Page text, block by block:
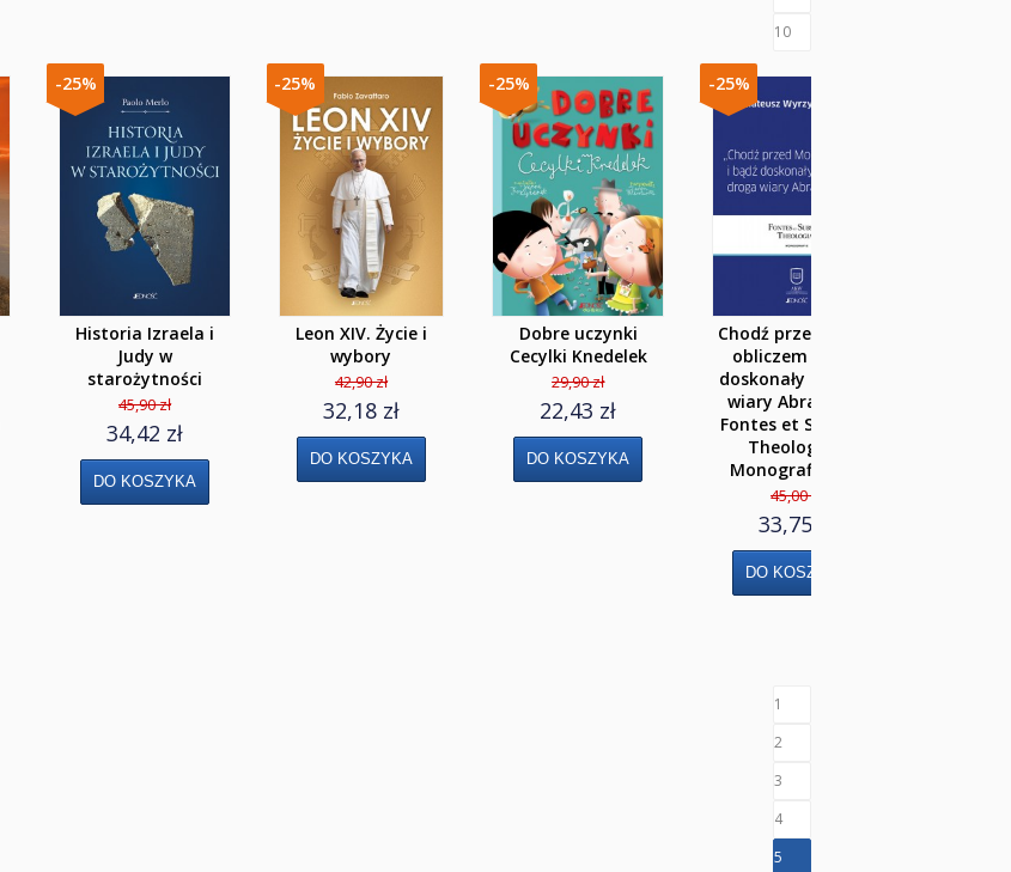
10
-25%
Historia Izraela i
Judy w
starożytności
45,90 zł
34,42 zł
-25%
Leon XIV. Życie i
wybory
42,90 zł
32,18 zł
-25%
Dobre uczynki
Cecylki Knedelek
29,90 zł
22,43 zł
-25%
Chodź przed moim
obliczem i bądź
doskonały – droga
wiary Abrahama
Fontes et Subsidia
Theologiae.
Monografie nr 4
45,00 zł
33,75 zł
1
2
3
4
5